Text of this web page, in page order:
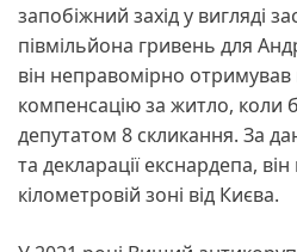
запобіжний захід у вигляді
півмільйона гривень для
він неправомірно
компенсацію за житло, коли
депутатом 8 скликання. За
та декларації екснардепа,
кілометровій зоні від Києва.